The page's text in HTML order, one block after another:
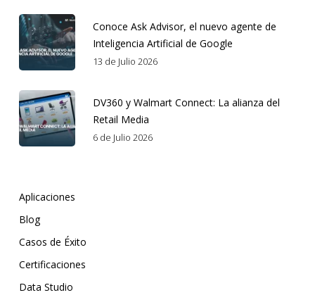
Conoce Ask Advisor, el nuevo agente de
Inteligencia Artificial de Google
13 de Julio 2026
DV360 y Walmart Connect: La alianza del
Retail Media
6 de Julio 2026
Aplicaciones
Blog
Casos de Éxito
Certificaciones
Data Studio